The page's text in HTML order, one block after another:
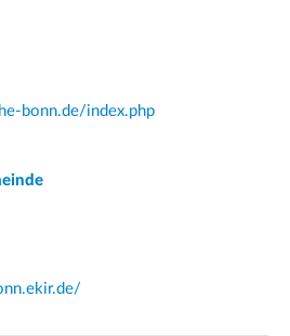
bonn.de/index.php